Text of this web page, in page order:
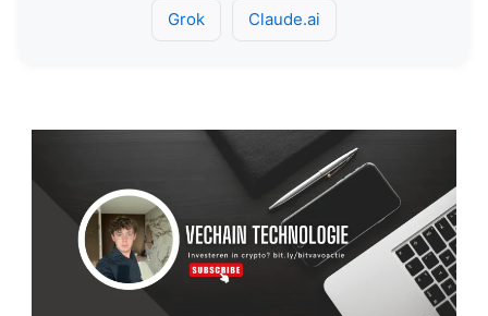
Grok Claude.ai